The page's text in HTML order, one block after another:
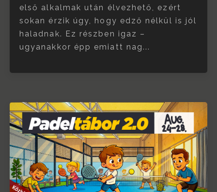
első alkalmak után élvezhető, ezért
sokan érzik úgy, hogy edző nélkül is jól
haladnak. Ez részben igaz –
ugyanakkor épp emiatt nag...